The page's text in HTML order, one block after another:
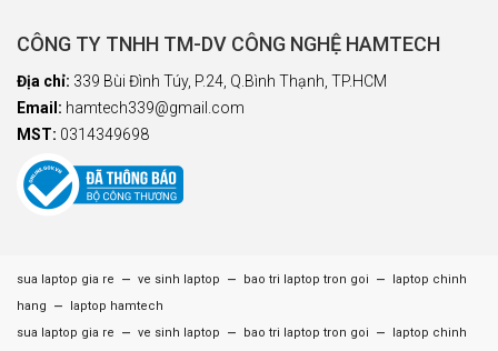
CÔNG TY TNHH TM-DV CÔNG NGHỆ HAMTECH
Địa chỉ: 339 Bùi Đình Túy, P.24, Q.Bình Thạnh, TP.HCM
Email: hamtech339@gmail.com
MST: 0314349698
sua laptop gia re – ve sinh laptop – bao tri laptop tron goi –
laptop chinh
hang
–
laptop hamtech
sua laptop gia re
– ve sinh laptop – bao tri laptop tron goi – laptop chinh